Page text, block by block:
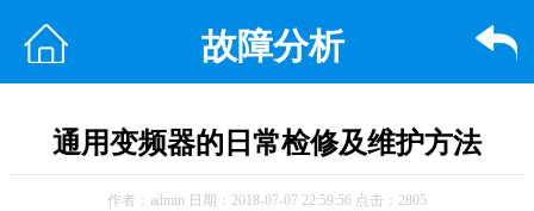
故障分析
通用变频器的日常检修及维护方法
作者：admin 日期：2018-07-07 22:59:56 点击：2805